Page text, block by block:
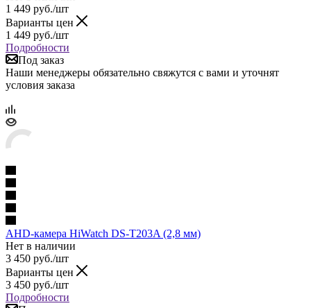
1 449 руб./шт
Варианты цен
1 449 руб./шт
Подробности
Под заказ
Наши менеджеры обязательно свяжутся с вами и уточнят
условия заказа
AHD-камера HiWatch DS-T203A (2,8 мм)
Нет в наличии
3 450 руб./шт
Варианты цен
3 450 руб./шт
Подробности